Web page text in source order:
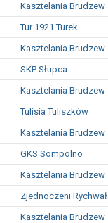
Kasztelania Brudzew
Tur 1921 Turek
Kasztelania Brudzew
SKP Słupca
Kasztelania Brudzew
Tulisia Tuliszków
Kasztelania Brudzew
GKS Sompolno
Kasztelania Brudzew
Zjednoczeni Rychwał
Kasztelania Brudzew